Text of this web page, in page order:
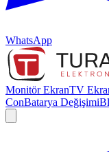
WhatsApp
Monitör EkranTV
ConBatarya Değişimi